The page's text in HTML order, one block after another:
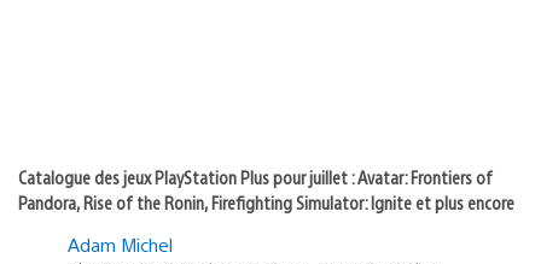
Catalogue des jeux PlayStation Plus pour juillet : Avatar: Frontiers of
Pandora, Rise of the Ronin, Firefighting Simulator: Ignite et plus encore
Adam Michel